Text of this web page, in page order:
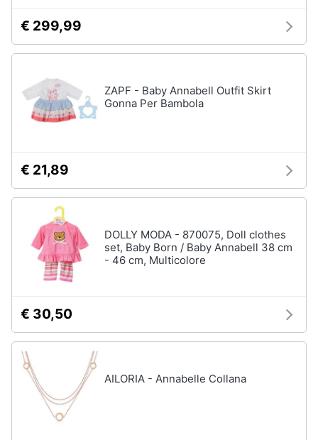
€ 299,99
ZAPF - Baby Annabell Outfit Skirt
Gonna Per Bambola
€ 21,89
DOLLY MODA - 870075, Doll clothes
set, Baby Born / Baby Annabell 38 cm
- 46 cm, Multicolore
€ 30,50
AILORIA - Annabelle Collana